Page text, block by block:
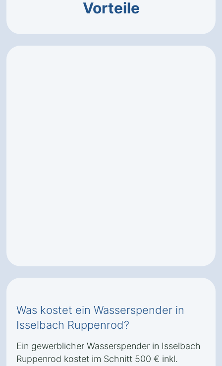
Vorteile
Was kostet ein Wasserspender in
Isselbach Ruppenrod?
Ein gewerblicher Wasserspender in Isselbach
Ruppenrod kostet im Schnitt 500 € inkl.